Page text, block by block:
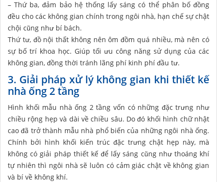
– Thứ ba, đảm bảo hệ thống lấy sáng có thể phân bố đồng
đều cho các không gian chính trong ngôi nhà, hạn chế sự chật
chội cũng như bí bách.
Thứ tư, đồ nội thất không nên ôm đồm quá nhiều, mà nên có
sự bố trí khoa học. Giúp tối ưu công năng sử dụng của các
không gian, đồng thời tránh lãng phí kinh phí đầu tư.
3. Giải pháp xử lý không gian khi thiết kế
nhà ống 2 tầng
Hình khối mẫu nhà ống 2 tầng vốn có những đặc trưng như
chiều rộng hẹp và dài về chiều sâu. Do đó khối hình chữ nhật
cao đã trở thành mẫu nhà phổ biến của những ngôi nhà ống.
Chính bởi hình khối kiến trúc đặc trưng chật hẹp này, mà
không có giải pháp thiết kế để lấy sáng cũng như thoáng khí
tự nhiên thì ngôi nhà sẽ luôn có cảm giác chật về không gian
và bí về không khí.